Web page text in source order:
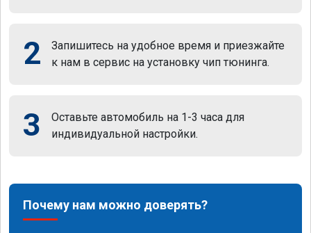
2
Запишитесь на удобное время и приезжайте
к нам в сервис на установку чип тюнинга.
3
Оставьте автомобиль на 1-3 часа для
индивидуальной настройки.
Почему нам можно доверять?